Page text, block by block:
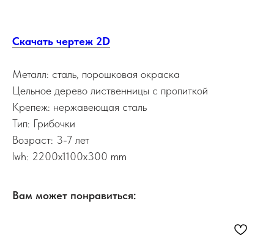
Скачать чертеж 2D
Металл: сталь, порошковая окраска
Цельное дерево лиственницы с пропиткой
Крепеж: нержавеющая сталь
Тип: Грибочки
Возраст: 3-7 лет
lwh: 2200x1100x300 mm
Вам может понравиться: